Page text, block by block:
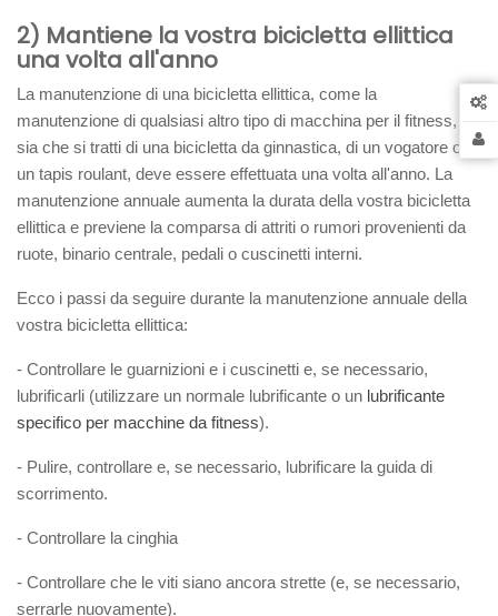
2) Mantiene la vostra bicicletta ellittica
una volta all'anno
La manutenzione di una bicicletta ellittica, come la
manutenzione di qualsiasi altro tipo di macchina per il fitness,
sia che si tratti di una bicicletta da ginnastica, di un vogatore o di
un tapis roulant, deve essere effettuata una volta all'anno. La
manutenzione annuale aumenta la durata della vostra bicicletta
ellittica e previene la comparsa di attriti o rumori provenienti da
ruote, binario centrale, pedali o cuscinetti interni.
Ecco i passi da seguire durante la manutenzione annuale della
vostra bicicletta ellittica:
- Controllare le guarnizioni e i cuscinetti e, se necessario,
lubrificarli (utilizzare un normale lubrificante o un lubrificante
specifico per macchine da fitness).
- Pulire, controllare e, se necessario, lubrificare la guida di
scorrimento.
- Controllare la cinghia
- Controllare che le viti siano ancora strette (e, se necessario,
serrarle nuovamente).